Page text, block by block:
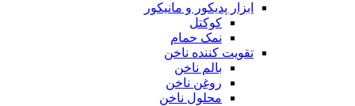
ابزار پدیکور و مانیکور
کوکتل
نمک حمام
تقویت کننده ناخن
بالم ناخن
روغن ناخن
محلول ناخن